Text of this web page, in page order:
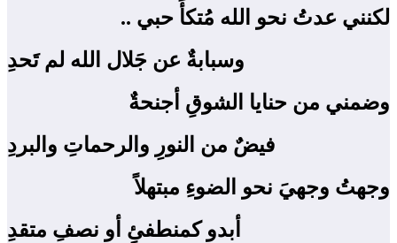
لكنني عدتُ نحو الله مُتكأً حبي ..
وسبابةٌ عن جَلال الله لم تَحدِ
وضمني من حنايا الشوقِ أجنحةٌ
فيضٌ من النورِ والرحماتِ والبردِ
وجهتُ وجهيَ نحو الضوءِ مبتهلاً
أبدو كمنطفئٍ أو نصفِ متقدِ